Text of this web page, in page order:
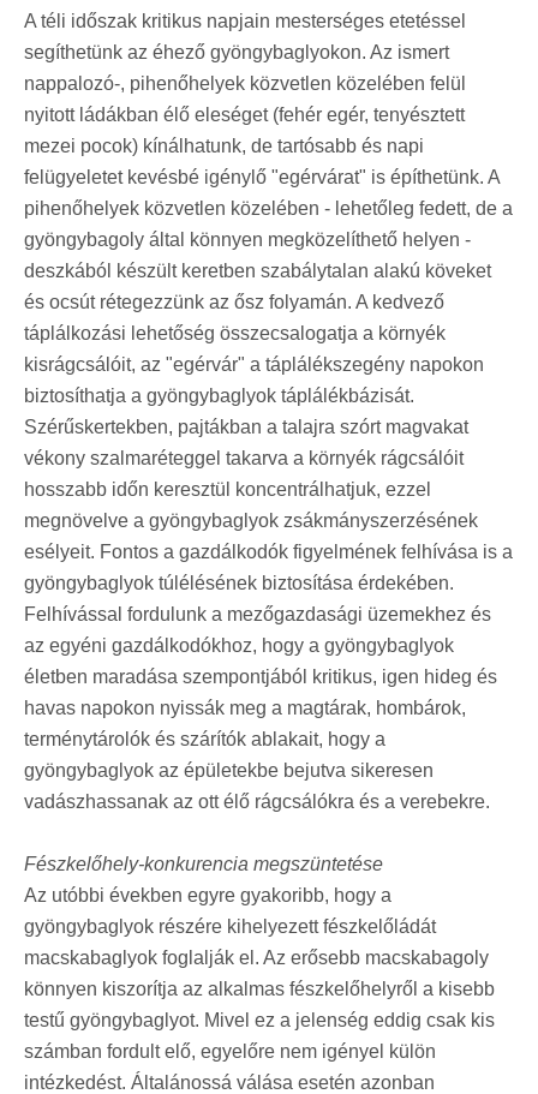
A téli időszak kritikus napjain mesterséges etetéssel
segíthetünk az éhező gyöngybaglyokon. Az ismert
nappalozó-, pihenőhelyek közvetlen közelében felül
nyitott ládákban élő eleséget (fehér egér, tenyésztett
mezei pocok) kínálhatunk, de tartósabb és napi
felügyeletet kevésbé igénylő "egérvárat" is építhetünk. A
pihenőhelyek közvetlen közelében - lehetőleg fedett, de a
gyöngybagoly által könnyen megközelíthető helyen -
deszkából készült keretben szabálytalan alakú köveket
és ocsút rétegezzünk az ősz folyamán. A kedvező
táplálkozási lehetőség összecsalogatja a környék
kisrágcsálóit, az "egérvár" a táplálékszegény napokon
biztosíthatja a gyöngybaglyok táplálékbázisát.
Szérűskertekben, pajtákban a talajra szórt magvakat
vékony szalmaréteggel takarva a környék rágcsálóit
hosszabb időn keresztül koncentrálhatjuk, ezzel
megnövelve a gyöngybaglyok zsákmányszerzésének
esélyeit. Fontos a gazdálkodók figyelmének felhívása is a
gyöngybaglyok túlélésének biztosítása érdekében.
Felhívással fordulunk a mezőgazdasági üzemekhez és
az egyéni gazdálkodókhoz, hogy a gyöngybaglyok
életben maradása szempontjából kritikus, igen hideg és
havas napokon nyissák meg a magtárak, hombárok,
terménytárolók és szárítók ablakait, hogy a
gyöngybaglyok az épületekbe bejutva sikeresen
vadászhassanak az ott élő rágcsálókra és a verebekre.
Fészkelőhely-konkurencia megszüntetése
Az utóbbi években egyre gyakoribb, hogy a
gyöngybaglyok részére kihelyezett fészkelőládát
macskabaglyok foglalják el. Az erősebb macskabagoly
könnyen kiszorítja az alkalmas fészkelőhelyről a kisebb
testű gyöngybaglyot. Mivel ez a jelenség eddig csak kis
számban fordult elő, egyelőre nem igényel külön
intézkedést. Általánossá válása esetén azonban